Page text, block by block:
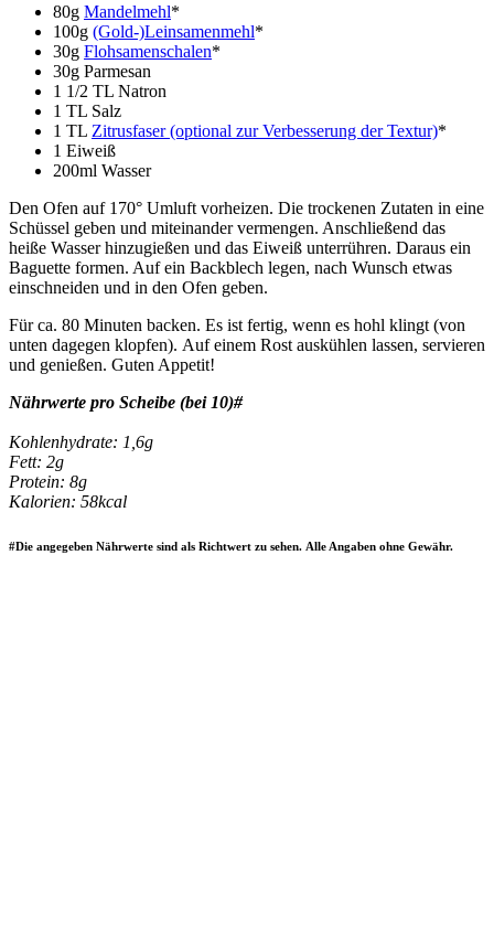
80g Mandelmehl*
100g (Gold-)Leinsamenmehl*
30g Flohsamenschalen*
30g Parmesan
1 1/2 TL Natron
1 TL Salz
1 TL Zitrusfaser (optional zur Verbesserung der Textur)*
1 Eiweiß
200ml Wasser
Den Ofen auf 170° Umluft vorheizen. Die trockenen Zutaten in eine
Schüssel geben und miteinander vermengen. Anschließend das
heiße Wasser hinzugießen und das Eiweiß unterrühren. Daraus ein
Baguette formen. Auf ein Backblech legen, nach Wunsch etwas
einschneiden und in den Ofen geben.
Für ca. 80 Minuten backen. Es ist fertig, wenn es hohl klingt (von
unten dagegen klopfen). Auf einem Rost auskühlen lassen, servieren
und genießen. Guten Appetit!
Nährwerte pro Scheibe (bei 10)#
Kohlenhydrate: 1,6g
Fett: 2g
Protein: 8g
Kalorien: 58kcal
#Die angegeben Nährwerte sind als Richtwert zu sehen. Alle Angaben ohne Gewähr.